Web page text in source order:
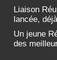
Liaison
lancée,
Un jeune
des